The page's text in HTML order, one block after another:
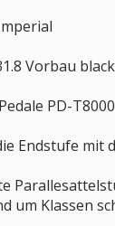
Vorbau
PD-T8000
Endstufe mit
um Klassen